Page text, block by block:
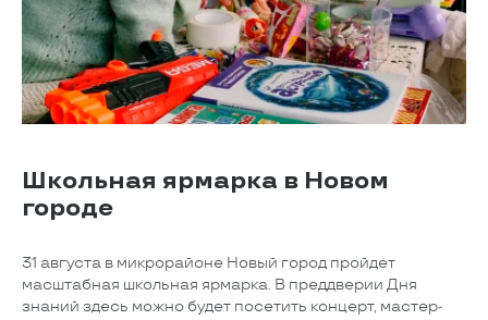
Школьная ярмарка в Новом
городе
31 августа в микрорайоне Новый город пройдет
масштабная школьная ярмарка. В преддверии Дня
знаний здесь можно будет посетить концерт, мастер-